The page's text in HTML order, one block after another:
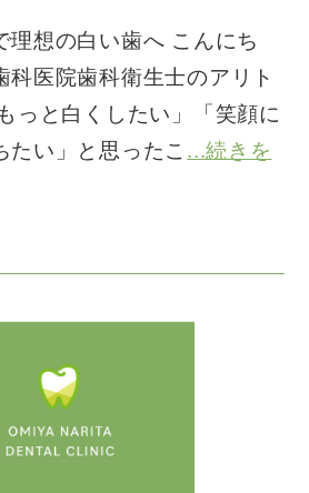
理想の白い歯へ こんにち
科医院歯科衛生士のアリト
っと白くしたい」「笑顔に
たい」と思ったこ ...続きを